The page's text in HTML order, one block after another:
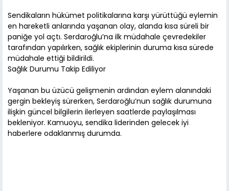
Sendikaların hükümet politikalarına karşı yürüttüğü eylemin
en hareketli anlarında yaşanan olay, alanda kısa süreli bir
paniğe yol açtı. Serdaroğlu’na ilk müdahale çevredekiler
tarafından yapılırken, sağlık ekiplerinin duruma kısa sürede
müdahale ettiği bildirildi.
Sağlık Durumu Takip Ediliyor
Yaşanan bu üzücü gelişmenin ardından eylem alanındaki
gergin bekleyiş sürerken, Serdaroğlu’nun sağlık durumuna
ilişkin güncel bilgilerin ilerleyen saatlerde paylaşılması
bekleniyor. Kamuoyu, sendika liderinden gelecek iyi
haberlere odaklanmış durumda.